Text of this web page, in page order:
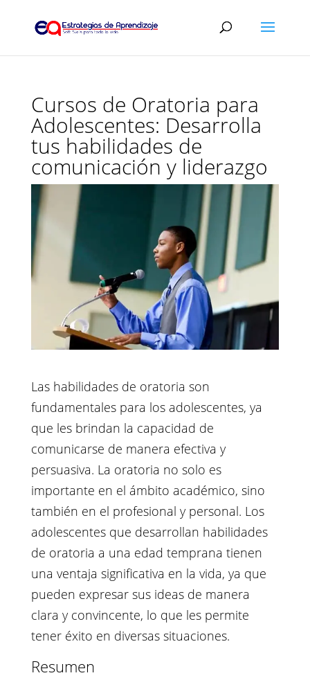
Cursos de Oratoria para
Adolescentes: Desarrolla
tus habilidades de
comunicación y liderazgo
Las habilidades de oratoria son
fundamentales para los adolescentes, ya
que les brindan la capacidad de
comunicarse de manera efectiva y
persuasiva. La oratoria no solo es
importante en el ámbito académico, sino
también en el profesional y personal. Los
adolescentes que desarrollan habilidades
de oratoria a una edad temprana tienen
una ventaja significativa en la vida, ya que
pueden expresar sus ideas de manera
clara y convincente, lo que les permite
tener éxito en diversas situaciones.
Resumen